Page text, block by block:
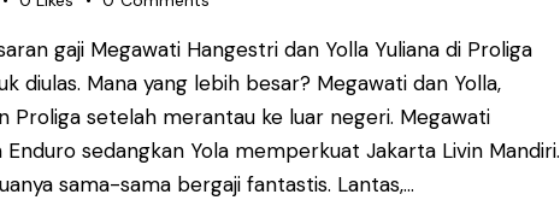
gaji Megawati Hangestri dan Yolla Yuliana di Proliga
diulas. Mana yang lebih besar? Megawati dan Yolla,
Proliga setelah merantau ke luar negeri. Megawati
sedangkan Yola memperkuat Jakarta Livin Mandiri.
sama-sama bergaji fantastis. Lantas,…